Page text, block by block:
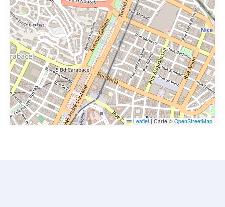
Leaflet |Carte ©OpenStreetMap